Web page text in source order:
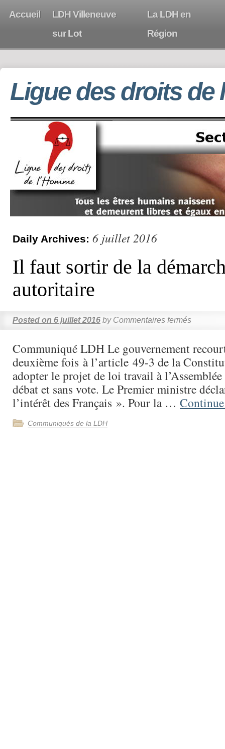
Accueil
LDH Villeneuve
sur Lot
La LDH en
Région
Ligue des droits de
Daily Archives: 6 juillet 2016
Il faut sortir de la
autoritaire
Posted on 6 juillet 2016 by Commentaires fermés
Communiqué LDH Le gouvernement
deuxième fois à l’article 49-3 de la
adopter le projet de loi travail à
débat et sans vote. Le Premier ministre
l’intérêt des Français ». Pour la …
Communiqués de la LDH